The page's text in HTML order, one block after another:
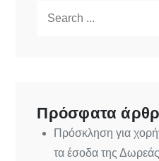
Πρόσφατα
Πρόσκληση για
τα έσοδα της